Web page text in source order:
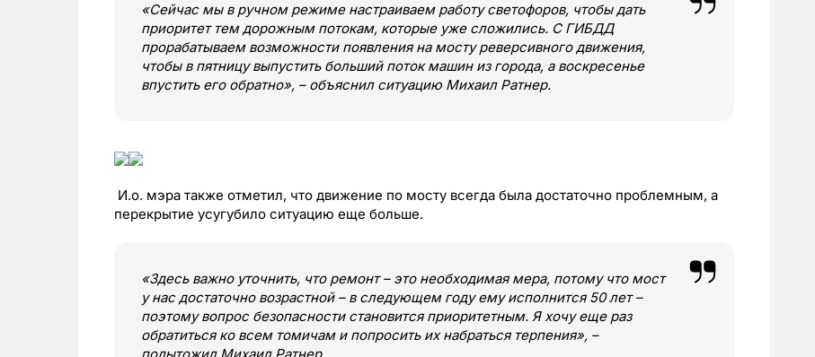
«Сейчас мы в ручном режиме настраиваем работу светофоров, чтобы дать
приоритет тем дорожным потокам, которые уже сложились. С ГИБДД
прорабатываем возможности появления на мосту реверсивного движения,
чтобы в пятницу выпустить больший поток машин из города, а воскресенье
впустить его обратно», – объяснил ситуацию Михаил Ратнер.
И.о. мэра также отметил, что движение по мосту всегда была достаточно проблемным, а
перекрытие усугубило ситуацию еще больше.
«Здесь важно уточнить, что ремонт – это необходимая мера, потому что мост
у нас достаточно возрастной – в следующем году ему исполнится 50 лет –
поэтому вопрос безопасности становится приоритетным. Я хочу еще раз
обратиться ко всем томичам и попросить их набраться терпения», –